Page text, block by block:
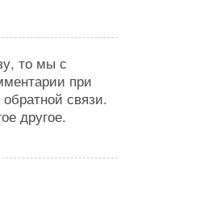
то мы с
при
связи.
другое.